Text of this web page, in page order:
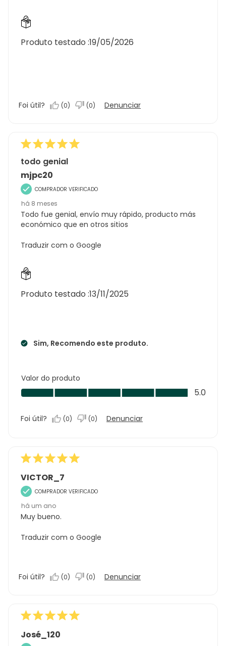
Produto testado :19/05/2026
Foi útil? (0) (0) Denunciar
todo genial
mjpc20
COMPRADOR VERIFICADO
há 8 meses
Todo fue genial, envío muy rápido, producto más
económico que en otros sitios
Traduzir com o Google
Sim, Recomendo este produto.
Produto testado :13/11/2025
Valor do produto
Valor
do
5.0
5.0
Foi útil? (0) (0) Denunciar
VICTOR_7
COMPRADOR VERIFICADO
há um ano
Muy bueno.
Traduzir com o Google
Foi útil? (0) (0) Denunciar
José_120